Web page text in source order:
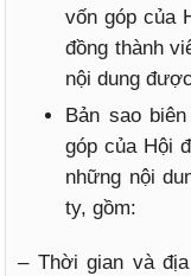
vốn góp của
đồng thành
nội dung
Bản sao
góp của Hội
những nội
ty, gồm:
– Thời gian và